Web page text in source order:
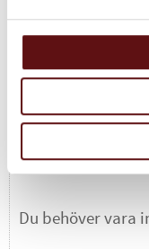
Dela med dig
Omdömen
Du